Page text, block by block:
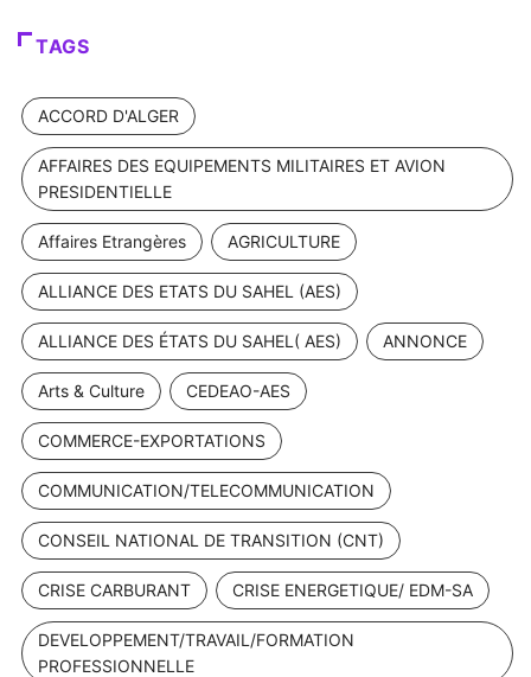
TAGS
ACCORD D'ALGER
AFFAIRES DES EQUIPEMENTS MILITAIRES ET AVION
PRESIDENTIELLE
Affaires Etrangères AGRICULTURE
ALLIANCE DES ETATS DU SAHEL (AES)
ALLIANCE DES ÉTATS DU SAHEL( AES) ANNONCE
Arts & Culture CEDEAO-AES
COMMERCE-EXPORTATIONS
COMMUNICATION/TELECOMMUNICATION
CONSEIL NATIONAL DE TRANSITION (CNT)
CRISE CARBURANT CRISE ENERGETIQUE/ EDM-SA
DEVELOPPEMENT/TRAVAIL/FORMATION
PROFESSIONNELLE